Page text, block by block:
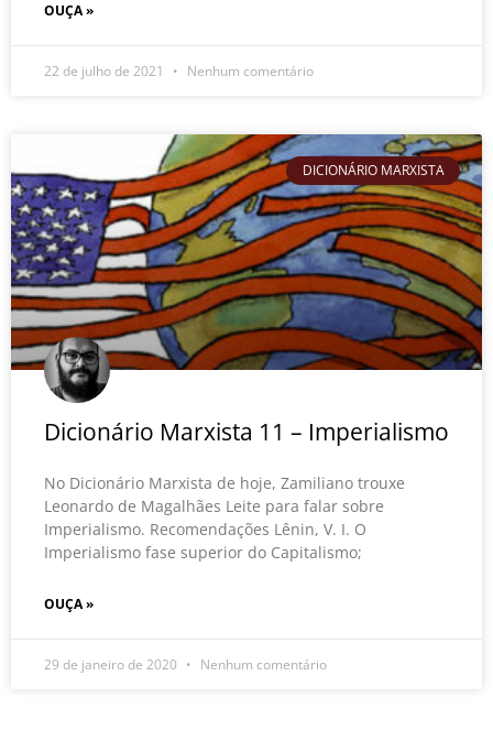
OUÇA »
22 de julho de 2021 Nenhum comentário
DICIONÁRIO MARXISTA
Dicionário Marxista 11 – Imperialismo
No Dicionário Marxista de hoje, Zamiliano trouxe
Leonardo de Magalhães Leite para falar sobre
Imperialismo. Recomendações Lênin, V. I. O
Imperialismo fase superior do Capitalismo;
OUÇA »
29 de janeiro de 2020 Nenhum comentário